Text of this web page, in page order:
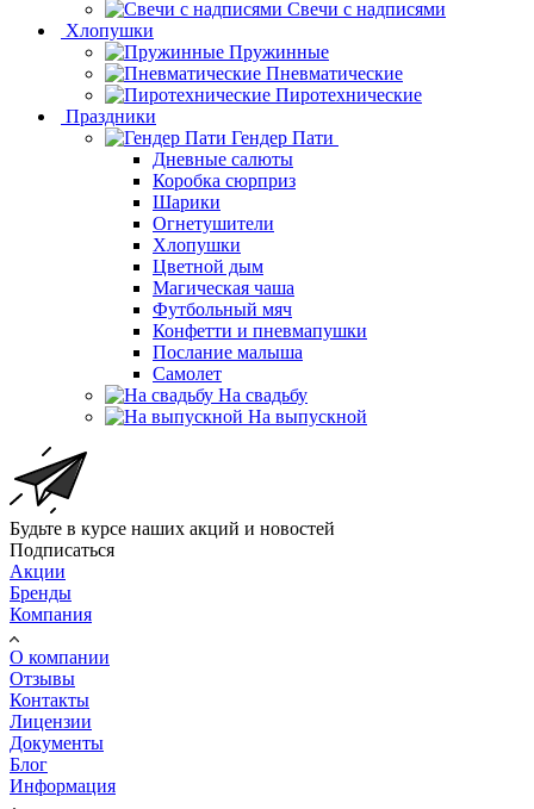
Свечи с надписями
Хлопушки
Пружинные
Пневматические
Пиротехнические
Праздники
Гендер Пати
Дневные салюты
Коробка сюрприз
Шарики
Огнетушители
Хлопушки
Цветной дым
Магическая чаша
Футбольный мяч
Конфетти и пневмапушки
Послание малыша
Самолет
На свадьбу
На выпускной
Будьте в курсе наших акций и новостей
Подписаться
Акции
Бренды
Компания
О компании
Отзывы
Контакты
Лицензии
Документы
Блог
Информация